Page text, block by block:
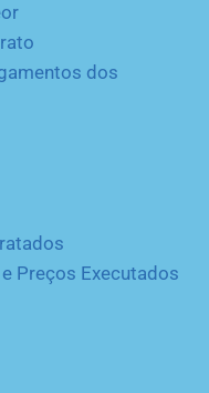
dos
Preços Executados